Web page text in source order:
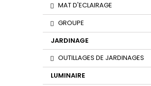
MAT D'ECLAIRAGE
GROUPE
JARDINAGE
OUTILLAGES DE JARDINAGES
LUMINAIRE